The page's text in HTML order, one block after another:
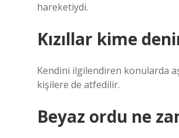
hareketiydi.
Kızıllar kime
Kendini ilgilendiren konularda
kişilere de atfedilir.
Beyaz ordu ne